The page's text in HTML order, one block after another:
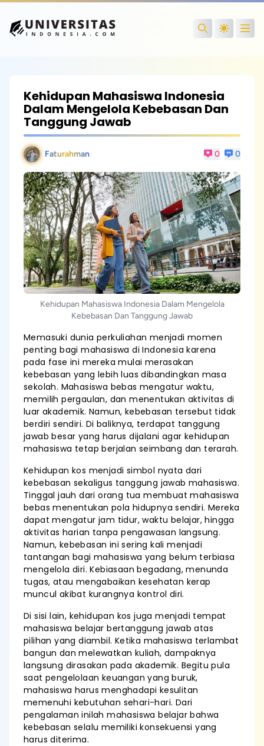
Search
Kehidupan Mahasiswa Indonesia
Dalam Mengelola Kebebasan Dan
Tanggung Jawab
Faturahman 0 0
Kehidupan Mahasiswa Indonesia Dalam Mengelola
Kebebasan Dan Tanggung Jawab
Memasuki dunia perkuliahan menjadi momen
penting bagi mahasiswa di Indonesia karena
pada fase ini mereka mulai merasakan
kebebasan yang lebih luas dibandingkan masa
sekolah. Mahasiswa bebas mengatur waktu,
memilih pergaulan, dan menentukan aktivitas di
luar akademik. Namun, kebebasan tersebut tidak
berdiri sendiri. Di baliknya, terdapat tanggung
jawab besar yang harus dijalani agar kehidupan
mahasiswa tetap berjalan seimbang dan terarah.
Kehidupan kos menjadi simbol nyata dari
kebebasan sekaligus tanggung jawab mahasiswa.
Tinggal jauh dari orang tua membuat mahasiswa
bebas menentukan pola hidupnya sendiri. Mereka
dapat mengatur jam tidur, waktu belajar, hingga
aktivitas harian tanpa pengawasan langsung.
Namun, kebebasan ini sering kali menjadi
tantangan bagi mahasiswa yang belum terbiasa
mengelola diri. Kebiasaan begadang, menunda
tugas, atau mengabaikan kesehatan kerap
muncul akibat kurangnya kontrol diri.
Di sisi lain, kehidupan kos juga menjadi tempat
mahasiswa belajar bertanggung jawab atas
pilihan yang diambil. Ketika mahasiswa terlambat
bangun dan melewatkan kuliah, dampaknya
langsung dirasakan pada akademik. Begitu pula
saat pengelolaan keuangan yang buruk,
mahasiswa harus menghadapi kesulitan
memenuhi kebutuhan sehari-hari. Dari
pengalaman inilah mahasiswa belajar bahwa
kebebasan selalu memiliki konsekuensi yang
harus diterima.